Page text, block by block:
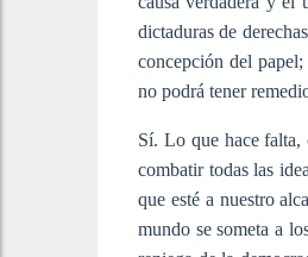
dictaduras de
concepción del
no podrá tener
Sí. Lo que hace falta,
combatir todas las
que esté a nuestro
mundo se someta a